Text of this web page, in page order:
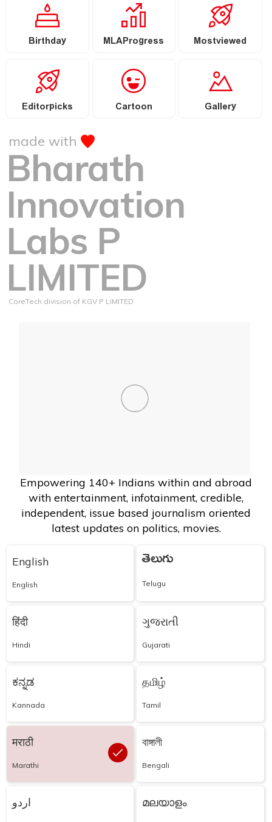
Birthday MLAProgress Mostviewed
Editorpicks Cartoon Gallery
made with
Bharath
Innovation
Labs P
LIMITED
CoreTech division of KGV P LIMITED
Empowering 140+ Indians within and abroad
with entertainment, infotainment, credible,
independent, issue based journalism oriented
latest updates on politics, movies.
English
English
తెలుగు
Telugu
हिंदी
Hindi
ગુજરાતી
Gujarati
ಕನ್ನಡ
Kannada
தமிழ்
Tamil
मराठी
Marathi
বাঙ্গালী
Bengali
اردو മലയാളം